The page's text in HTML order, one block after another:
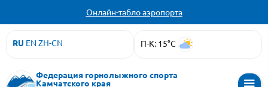
Онлайн-табло аэропорта
RU EN ZH-CN П-К: 15°C
Федерация горнолыжного спорта
Камчатского края